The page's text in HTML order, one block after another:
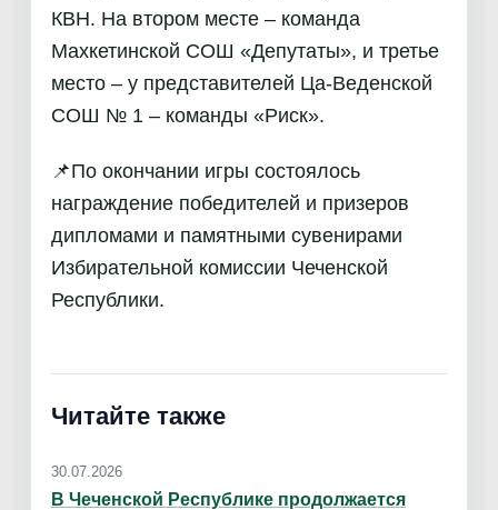
КВН. На втором месте – команда
Махкетинской СОШ «Депутаты», и третье
место – у представителей Ца-Веденской
СОШ № 1 – команды «Риск».
📌По окончании игры состоялось
награждение победителей и призеров
дипломами и памятными сувенирами
Избирательной комиссии Чеченской
Республики.
Читайте также
30.07.2026
В Чеченской Республике продолжается